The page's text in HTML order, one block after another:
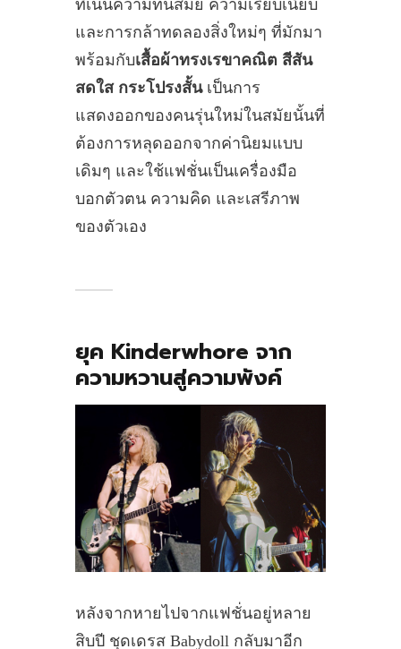
ที่เน้นความทันสมัย ความเรียบเนี้ยบ
และการกล้าทดลองสิ่งใหม่ๆ ที่มักมา
พร้อมกับเสื้อผ้าทรงเรขาคณิต สีสัน
สดใส กระโปรงสั้นเป็นการ
แสดงออกของคนรุ่นใหม่ในสมัยนั้นที่
ต้องการหลุดออกจากค่านิยมแบบ
เดิมๆ และใช้แฟชั่นเป็นเครื่องมือ
บอกตัวตน ความคิด และเสรีภาพ
ของตัวเอง
ยุค Kinderwhore จาก
ความหวานสู่ความพังค์
หลังจากหายไปจากแฟชั่นอยู่หลาย
สิบปี ชุดเดรส Babydoll กลับมาอีก